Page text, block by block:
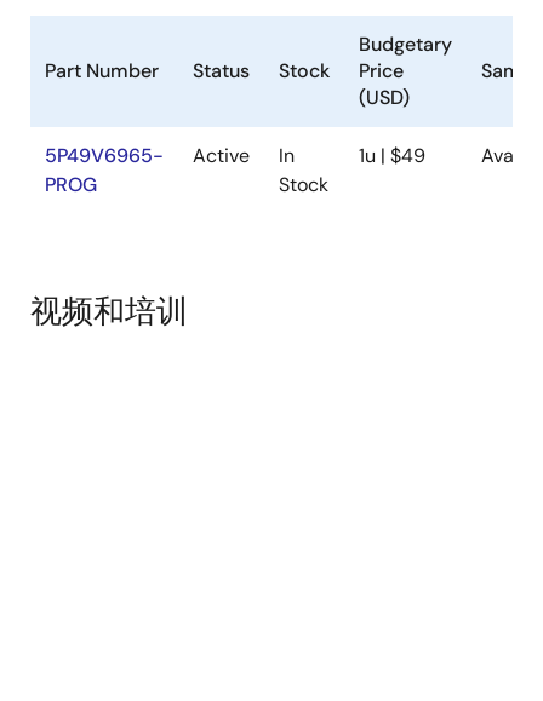
Part Number Status Stock
Budgetary
Price
(USD)
5P49V6965-
PROG
Active
In
Stock
1u | $49
视频和培训